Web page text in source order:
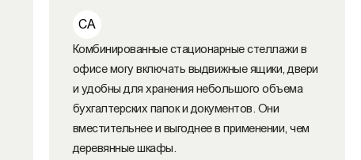
СА
Комбинированные стационарные стеллажи в
офисе могу включать выдвижные ящики, двери
и удобны для хранения небольшого объема
бухгалтерских папок и документов. Они
вместительнее и выгоднее в применении, чем
деревянные шкафы.